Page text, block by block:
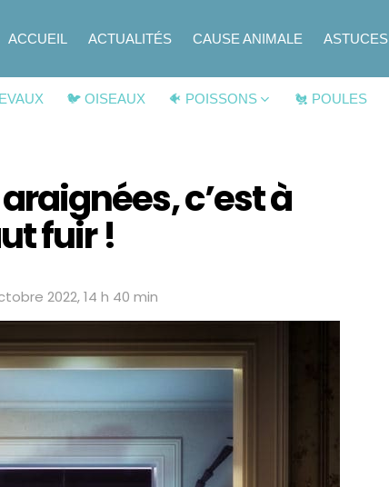
ACCUEIL ACTUALITÉS CAUSE ANIMALE ASTUCES
🐦 OISEAUX 🐠 POISSONS 🐔 POULES
c’est à
fuir !
2022, 14 h 40 min